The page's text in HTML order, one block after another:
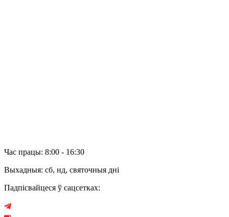
Час працы: 8:00 - 16:30
Выхадныя: сб, нд, святочныя дні
Падпісвайцеся ў сацсетках: